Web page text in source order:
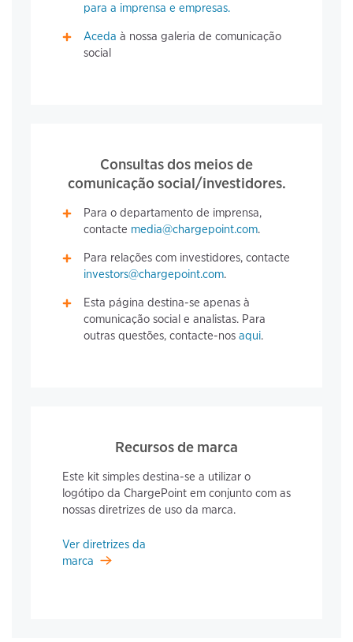
para a imprensa e empresas.
Aceda à nossa galeria de comunicação
social
Consultas dos meios de
comunicação social/investidores.
Para o departamento de imprensa,
contacte media@chargepoint.com.
Para relações com investidores, contacte
investors@chargepoint.com.
Esta página destina-se apenas à
comunicação social e analistas. Para
outras questões, contacte-nosaqui.
Recursos de marca
Este kit simples destina-se a utilizar o
logótipo da ChargePoint em conjunto com as
nossas diretrizes de uso da marca.
Ver diretrizes da
marca